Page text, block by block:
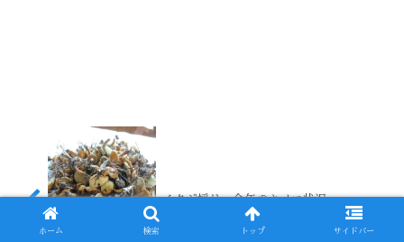
イクジ採り〜今年のキノコ状況
ホーム 検索 トップ サイドバー